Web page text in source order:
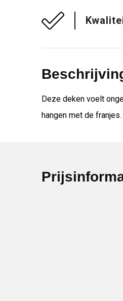
Deze deken voelt
hangen met de franjes.